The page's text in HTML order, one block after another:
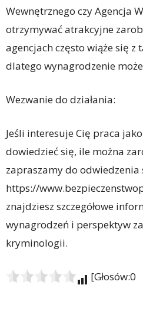
Wewnętrznego czy Agencja
otrzymywać atrakcyjne
agencjach często wiąże się z
dlatego wynagrodzenie
Wezwanie do działania:
Jeśli interesuje Cię praca
dowiedzieć się, ile można
zapraszamy do odwiedzenia
https://
znajdziesz szczegółowe
wynagrodzeń i perspektyw
kryminologii.